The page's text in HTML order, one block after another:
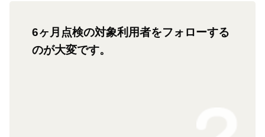
6ヶ月点検の対象利用者をフォローする
のが大変です。